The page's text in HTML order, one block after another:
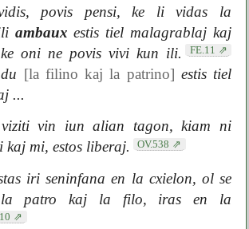
povis pensi, ke li vidas la
ambaux estis tiel malagrablaj kaj
oni ne povis vivi kun ili.
FE.11
[la filino kaj la patrino] estis tiel
...
vin iun alian tagon, kiam ni
kaj mi, estos liberaj. OV.538
iri seninfana en la cxielon, ol se
patro kaj la filo, iras en la